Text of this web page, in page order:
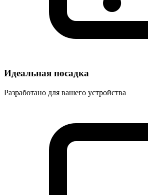
Идеальная посадка
Разработано для вашего устройства